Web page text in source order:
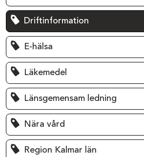
Driftinformation
E-hälsa
Läkemedel
Länsgemensam ledning
Nära vård
Region Kalmar län